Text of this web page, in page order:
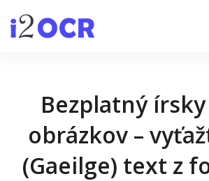
Bezplatný írsky
obrázkov –
(Gaeilge) text z